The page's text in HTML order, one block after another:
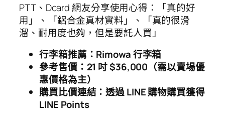
PTT、Dcard 網友分享使用心得：「真的好
用」、「鋁合金真材實料」、「真的很滑
溜、耐用度也夠，但是要託人買」
行李箱推薦：Rimowa 行李箱
參考售價：21 吋 $36,000（需以賣場優
惠價格為主）
購買比價連結：透過 LINE 購物購買獲得
LINE Points